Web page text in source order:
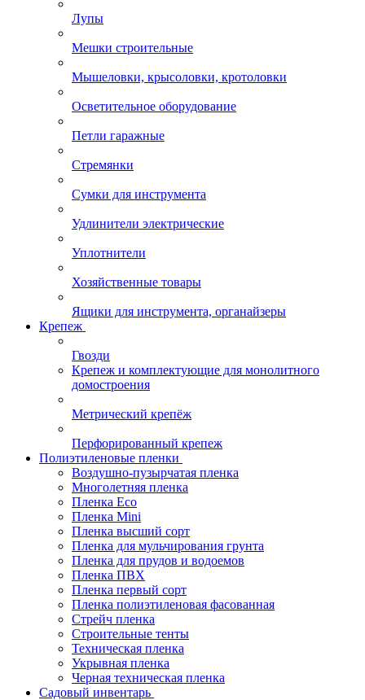
Лупы
Мешки строительные
Мышеловки, крысоловки, кротоловки
Осветительное оборудование
Петли гаражные
Стремянки
Сумки для инструмента
Удлинители электрические
Уплотнители
Хозяйственные товары
Ящики для инструмента, органайзеры
Крепеж
Гвозди
Крепеж и комплектующие для монолитного
домостроения
Метрический крепёж
Перфорированный крепеж
Полиэтиленовые пленки
Воздушно-пузырчатая пленка
Многолетняя пленка
Пленка Eco
Пленка Mini
Пленка высший сорт
Пленка для мульчирования грунта
Пленка для прудов и водоемов
Пленка ПВХ
Пленка первый сорт
Пленка полиэтиленовая фасованная
Стрейч пленка
Строительные тенты
Техническая пленка
Укрывная пленка
Черная техническая пленка
Садовый инвентарь